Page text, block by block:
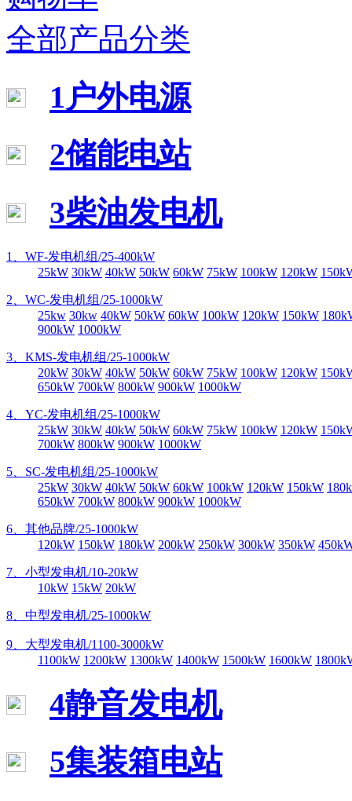
全部产品分类
1户外电源
2储能电站
3柴油发电机
1、WF-发电机组/25-400kW
25kW 30kW 40kW 50kW 60kW 75kW 100kW 120kW
2、WC-发电机组/25-1000kW
25kw 30kw 40kW 50kW 60kW 100kW 120kW 150kW
900kW 1000kW
3、KMS-发电机组/25-1000kW
20kW 30kW 40kW 50kW 60kW 75kW 100kW 120kW
650kW 700kW 800kW 900kW 1000kW
4、YC-发电机组/25-1000kW
25kW 30kW 40kW 50kW 60kW 75kW 100kW 120kW
700kW 800kW 900kW 1000kW
5、SC-发电机组/25-1000kW
25kW 30kW 40kW 50kW 60kW 100kW 120kW 150kW
650kW 700kW 800kW 900kW 1000kW
6、其他品牌/25-1000kW
120kW 150kW 180kW 200kW 250kW 300kW 350kW
7、小型发电机/10-20kW
10kW 15kW 20kW
8、中型发电机/25-1000kW
9、大型发电机/1100-3000kW
1100kW 1200kW 1300kW 1400kW 1500kW 1600kW
4静音发电机
5集装箱电站